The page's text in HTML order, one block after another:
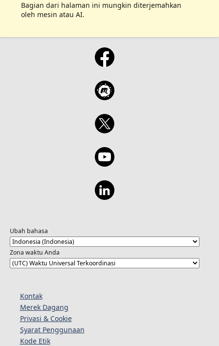
Bagian dari halaman ini mungkin diterjemahkan
oleh mesin atau AI.
Ubah bahasa
Zona waktu Anda
Kontak
Merek Dagang
Privasi & Cookie
Syarat Penggunaan
Kode Etik